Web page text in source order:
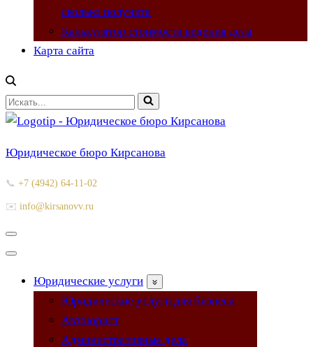
сколько получите
Калькулятор стоимости ведения дела
Карта сайта
Искать...
Юридическое бюро Кирсанова
📞 +7 (4942) 64-11-02
✉️ info@kirsanovv.ru
Меню
навигации
Меню
Юридические услуги
Юридические услуги для бизнеса
Автоюрист
Административные дела